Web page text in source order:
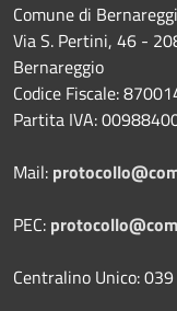
Comune di
Via S. Pertini, 46 -
Bernareggio
Codice Fiscale:
Partita IVA:
Mail:
PEC:
Centralino Unico: